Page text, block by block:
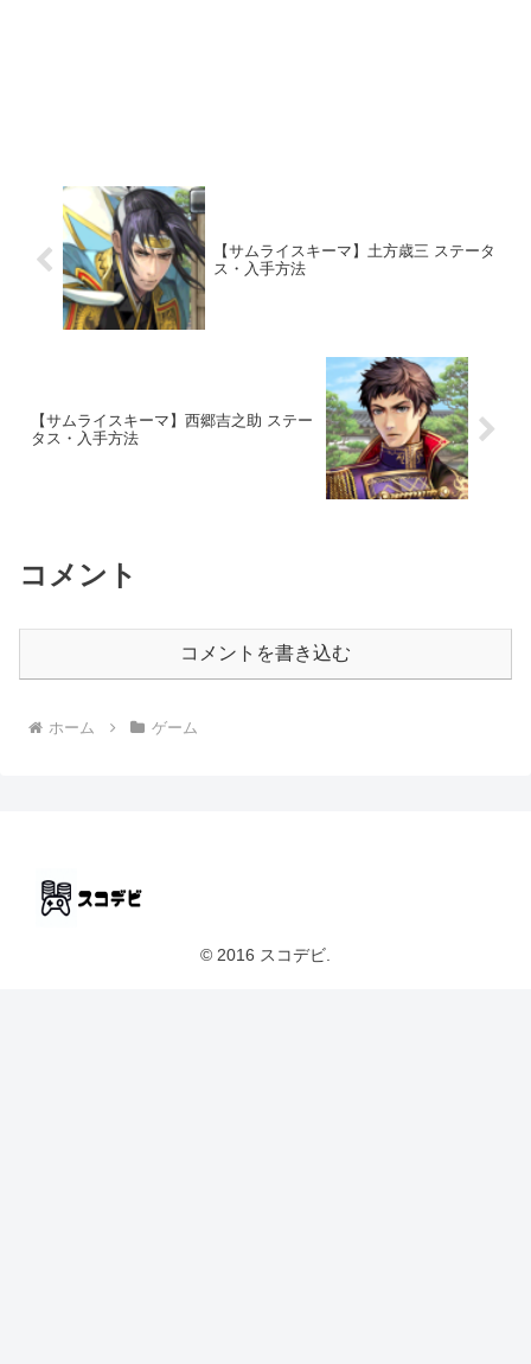
【サムライスキーマ】土方歳三 ステータ
ス・入手方法
【サムライスキーマ】西郷吉之助 ステー
タス・入手方法
コメント
コメントを書き込む
ホーム ゲーム
© 2016 スコデビ.